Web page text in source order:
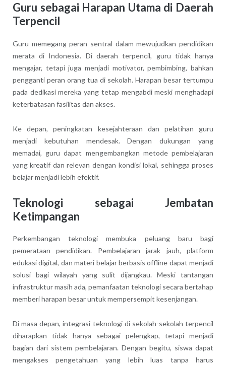
Guru sebagai Harapan Utama di Daerah
Terpencil
Guru memegang peran sentral dalam mewujudkan pendidikan
merata di Indonesia. Di daerah terpencil, guru tidak hanya
mengajar, tetapi juga menjadi motivator, pembimbing, bahkan
pengganti peran orang tua di sekolah. Harapan besar tertumpu
pada dedikasi mereka yang tetap mengabdi meski menghadapi
keterbatasan fasilitas dan akses.
Ke depan, peningkatan kesejahteraan dan pelatihan guru
menjadi kebutuhan mendesak. Dengan dukungan yang
memadai, guru dapat mengembangkan metode pembelajaran
yang kreatif dan relevan dengan kondisi lokal, sehingga proses
belajar menjadi lebih efektif.
Teknologi sebagai Jembatan
Ketimpangan
Perkembangan teknologi membuka peluang baru bagi
pemerataan pendidikan. Pembelajaran jarak jauh, platform
edukasi digital, dan materi belajar berbasis offline dapat menjadi
solusi bagi wilayah yang sulit dijangkau. Meski tantangan
infrastruktur masih ada, pemanfaatan teknologi secara bertahap
memberi harapan besar untuk mempersempit kesenjangan.
Di masa depan, integrasi teknologi di sekolah-sekolah terpencil
diharapkan tidak hanya sebagai pelengkap, tetapi menjadi
bagian dari sistem pembelajaran. Dengan begitu, siswa dapat
mengakses pengetahuan yang lebih luas tanpa harus